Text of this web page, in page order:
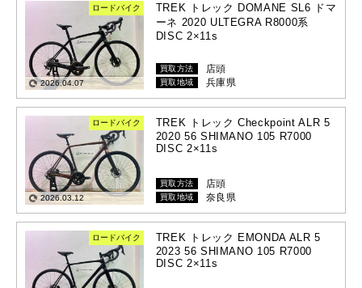
ロードバイク
2026.04.07
TREK トレック DOMANE SL6 ドマ
ーネ 2020 ULTEGRA R8000系
DISC 2×11s
買取方法 店頭
買取地域 兵庫県
ロードバイク
2026.03.12
TREK トレック Checkpoint ALR 5
2020 56 SHIMANO 105 R7000
DISC 2×11s
買取方法 店頭
買取地域 奈良県
ロードバイク
TREK トレック EMONDA ALR 5
2023 56 SHIMANO 105 R7000
DISC 2×11s